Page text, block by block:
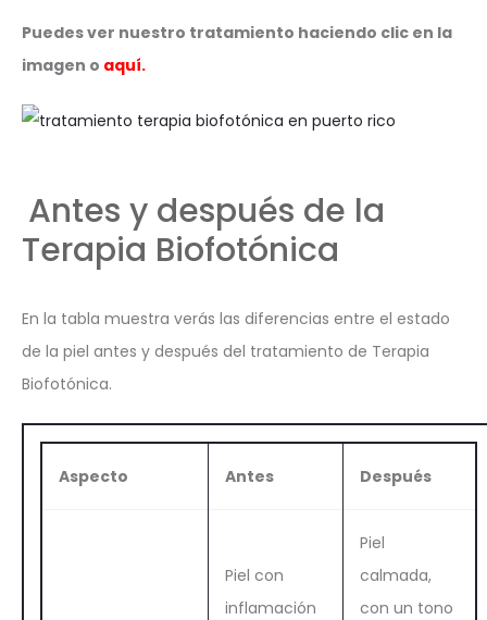
Puedes ver nuestro tratamiento haciendo clic en la
imagen o aquí.
Antes y después de la
Terapia Biofotónica
En la tabla muestra verás las diferencias entre el estado
de la piel antes y después del tratamiento de Terapia
Biofotónica.
Aspecto Antes Después
Piel con
inflamación
Piel
calmada,
con un tono